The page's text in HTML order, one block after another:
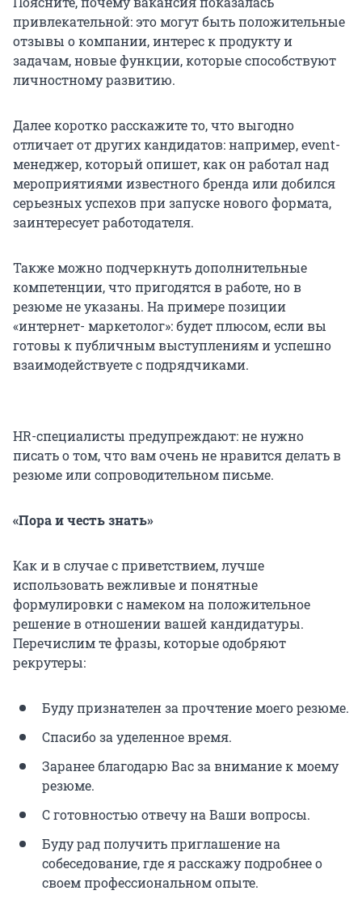
привлекательной: это могут быть положительные
отзывы о компании, интерес к продукту и
задачам, новые функции, которые способствуют
личностному развитию.
Далее коротко расскажите то, что выгодно
отличает от других кандидатов: например, event-
менеджер, который опишет, как он работал над
мероприятиями известного бренда или добился
серьезных успехов при запуске нового формата,
заинтересует работодателя.
Также можно подчеркнуть дополнительные
компетенции, что пригодятся в работе, но в
резюме не указаны. На примере позиции
«интернет- маркетолог»: будет плюсом, если вы
готовы к публичным выступлениям и успешно
взаимодействуете с подрядчиками.
HR-специалисты предупреждают: не нужно
писать о том, что вам очень не нравится делать в
резюме или сопроводительном письме.
«Пора и честь знать»
Как и в случае с приветствием, лучше
использовать вежливые и понятные
формулировки с намеком на положительное
решение в отношении вашей кандидатуры.
Перечислим те фразы, которые одобряют
рекрутеры:
Буду признателен за прочтение моего резюме.
Спасибо за уделенное время.
Заранее благодарю Вас за внимание к моему
резюме.
С готовностью отвечу на Ваши вопросы.
Буду рад получить приглашение на
собеседование, где я расскажу подробнее о
своем профессиональном опыте.